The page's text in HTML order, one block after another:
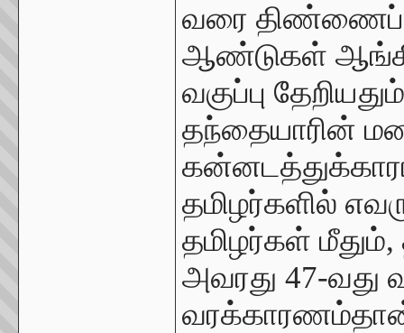
வரை திண்ணைப்
ஆண்டுகள்
வகுப்பு
தந்தையாரின்
தமிழர்களில்
தமிழர்கள்
அவரது 47-வது